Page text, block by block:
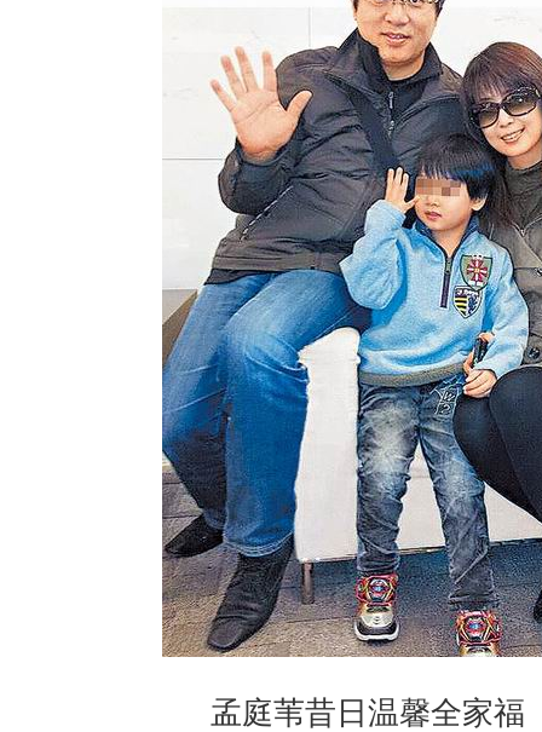
孟庭苇昔日温馨全家福